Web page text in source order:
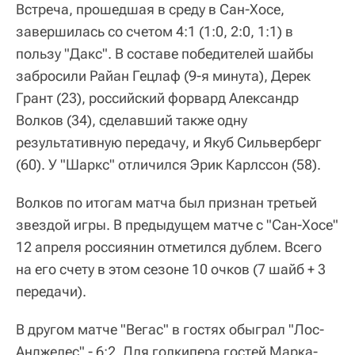
Встреча, прошедшая в среду в Сан-Хосе,
завершилась со счетом 4:1 (1:0, 2:0, 1:1) в
пользу "Дакс". В составе победителей шайбы
забросили Райан Гецлаф (9-я минута), Дерек
Грант (23), российский форвард Александр
Волков (34), сделавший также одну
результативную передачу, и Якуб Сильверберг
(60). У "Шаркс" отличился Эрик Карлссон (58).
Волков по итогам матча был признан третьей
звездой игры. В предыдущем матче с "Сан-Хосе"
12 апреля россиянин отметился дублем. Всего
на его счету в этом сезоне 10 очков (7 шайб + 3
передачи).
В другом матче "Вегас" в гостях обыграл "Лос-
Анджелес" - 6:2. Для голкипера гостей Марка-